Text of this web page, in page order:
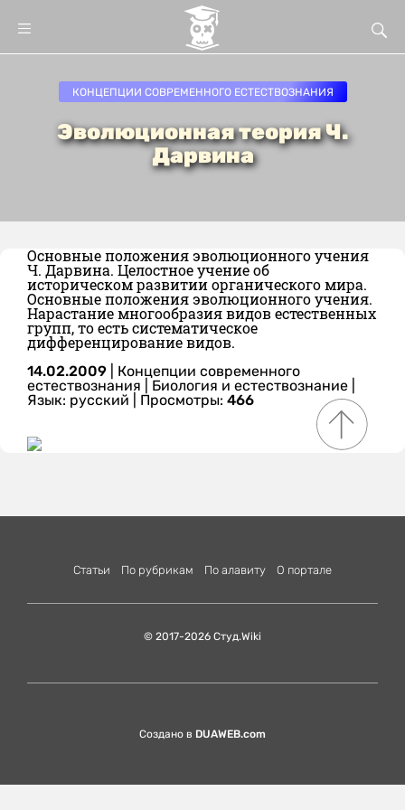
КОНЦЕПЦИИ СОВРЕМЕННОГО ЕСТЕСТВОЗНАНИЯ
Эволюционная теория Ч.
Дарвина
Основные положения эволюционного учения
Ч. Дарвина. Целостное учение об
историческом развитии органического мира.
Основные положения эволюционного учения.
Нарастание многообразия видов естественных
групп, то есть систематическое
дифференцирование видов.
14.02.2009
Концепции современного
естествознания
Биология и естествознание
Язык: русский | Просмотры: 466
Статьи По рубрикам По алавиту О портале
© 2017-2026 Студ.Wiki
Создано в DUAWEB.com